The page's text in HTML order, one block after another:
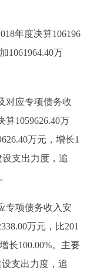
年度决算106196
1061964.40万
应专项债务收
算1059626.40万
万元，增长1
支出力度，追
项债务收入安
万元，比201
长100.00%。主要
支出力度，追